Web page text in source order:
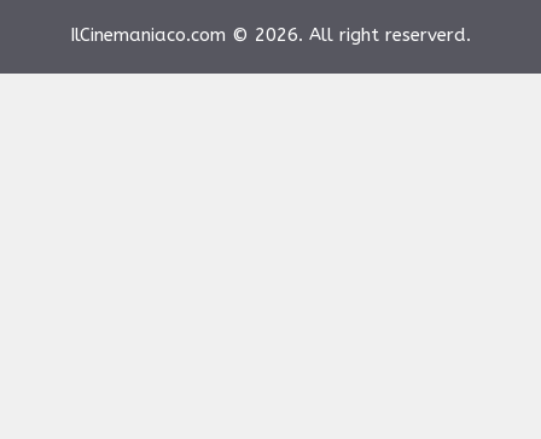
IlCinemaniaco.com © 2026. All right reserverd.